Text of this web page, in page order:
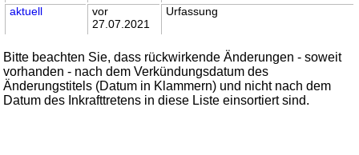
aktuell
vor
27.07.2021
Urfassung
Bitte beachten Sie, dass rückwirkende Änderungen - soweit
vorhanden - nach dem Verkündungsdatum des
Änderungstitels (Datum in Klammern) und nicht nach dem
Datum des Inkrafttretens in diese Liste einsortiert sind.